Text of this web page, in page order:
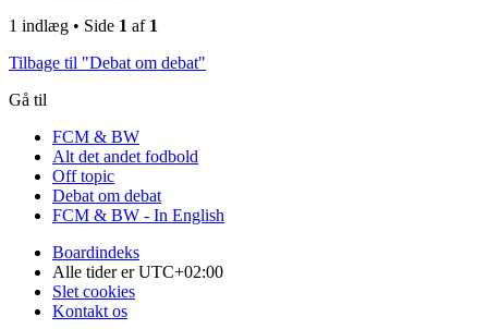
1 indlæg • Side 1 af 1
Tilbage til "Debat om debat"
Gå til
FCM & BW
Alt det andet fodbold
Off topic
Debat om debat
FCM & BW - In English
Boardindeks
Alle tider erUTC+02:00
Slet cookies
Kontakt os